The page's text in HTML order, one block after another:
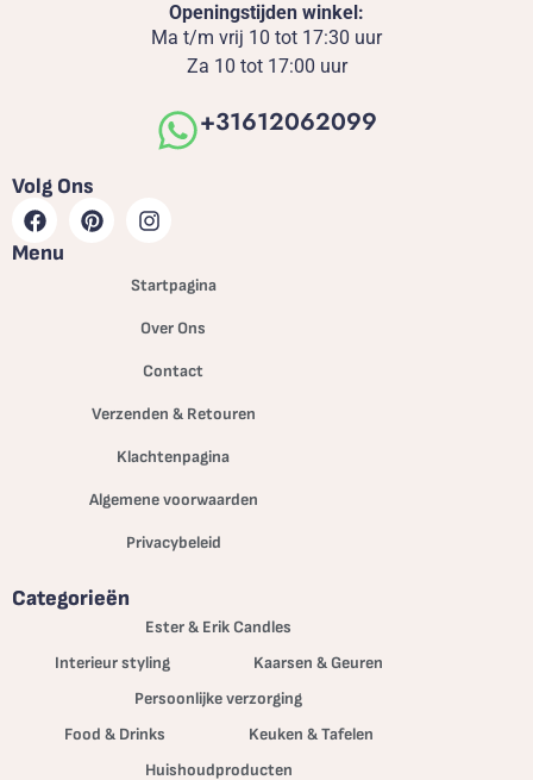
Openingstijden winkel:
Ma t/m vrij 10 tot 17:30 uur
Za 10 tot 17:00 uur
+31612062099
Volg Ons
Menu
Startpagina
Over Ons
Contact
Verzenden & Retouren
Klachtenpagina
Algemene voorwaarden
Privacybeleid
Categorieën
Ester & Erik Candles
Interieur styling
Kaarsen & Geuren
Persoonlijke verzorging
Food & Drinks
Keuken & Tafelen
Huishoudproducten